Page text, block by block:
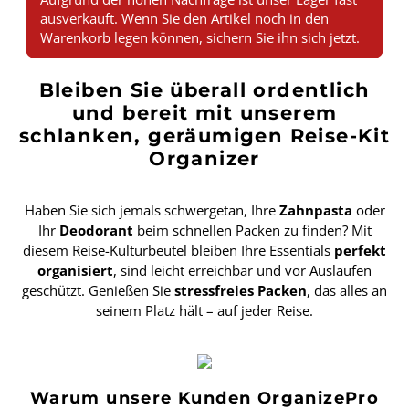
ausverkauft. Wenn Sie den Artikel noch in den
Warenkorb legen können, sichern Sie ihn sich jetzt.
Bleiben Sie überall ordentlich
und bereit mit unserem
schlanken, geräumigen Reise-Kit
Organizer
Haben Sie sich jemals schwergetan, Ihre Zahnpasta oder
Ihr Deodorant beim schnellen Packen zu finden? Mit
diesem Reise-Kulturbeutel bleiben Ihre Essentials perfekt
organisiert, sind leicht erreichbar und vor Auslaufen
geschützt. Genießen Sie stressfreies Packen, das alles an
seinem Platz hält – auf jeder Reise.
Warum unsere Kunden OrganizePro